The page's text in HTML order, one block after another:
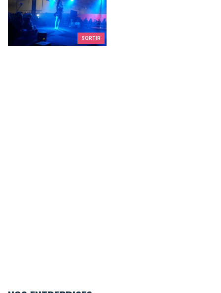
SORTIR